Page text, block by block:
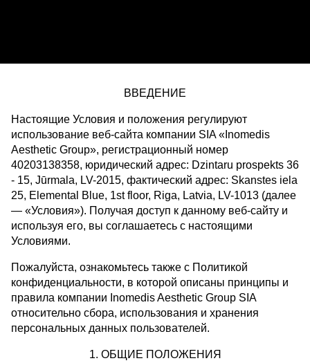
ВВЕДЕНИЕ
Настоящие Условия и положения регулируют
использование веб-сайта компании SIA «Inomedis
Aesthetic Group», регистрационный номер
40203138358, юридический адрес: Dzintaru prospekts 36
- 15, Jūrmala, LV-2015, фактический адрес: Skanstes iela
25, Elemental Blue, 1st floor, Riga, Latvia, LV-1013 (далее
— «Условия»). Получая доступ к данному веб-сайту и
используя его, вы соглашаетесь с настоящими
Условиями.
Пожалуйста, ознакомьтесь также с Политикой
конфиденциальности, в которой описаны принципы и
правила компании Inomedis Aesthetic Group SIA
относительно сбора, использования и хранения
персональных данных пользователей.
1. ОБЩИЕ ПОЛОЖЕНИЯ